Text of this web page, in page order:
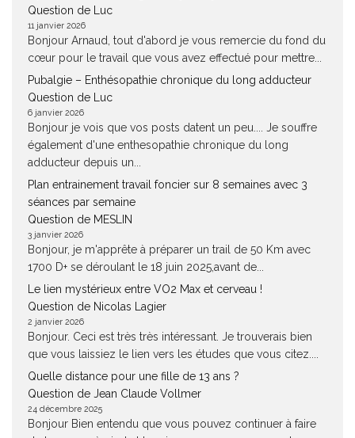
Question de Luc
11 janvier 2026
Bonjour Arnaud, tout d'abord je vous remercie du fond du
cœur pour le travail que vous avez effectué pour mettre...
Pubalgie – Enthésopathie chronique du long adducteur
Question de Luc
6 janvier 2026
Bonjour je vois que vos posts datent un peu.... Je souffre
également d'une enthesopathie chronique du long
adducteur depuis un...
Plan entrainement travail foncier sur 8 semaines avec 3
séances par semaine
Question de MESLIN
3 janvier 2026
Bonjour, je m'apprête à préparer un trail de 50 Km avec
1700 D+ se déroulant le 18 juin 2025,avant de...
Le lien mystérieux entre VO2 Max et cerveau !
Question de Nicolas Lagier
2 janvier 2026
Bonjour. Ceci est très très intéressant. Je trouverais bien
que vous laissiez le lien vers les études que vous citez....
Quelle distance pour une fille de 13 ans ?
Question de Jean Claude Vollmer
24 décembre 2025
Bonjour Bien entendu que vous pouvez continuer à faire